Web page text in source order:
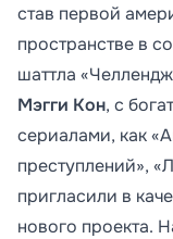
став первой
пространстве в
шаттла
Мэгги Кон, с
сериалами, как
преступлений»,
пригласили в
нового проекта.